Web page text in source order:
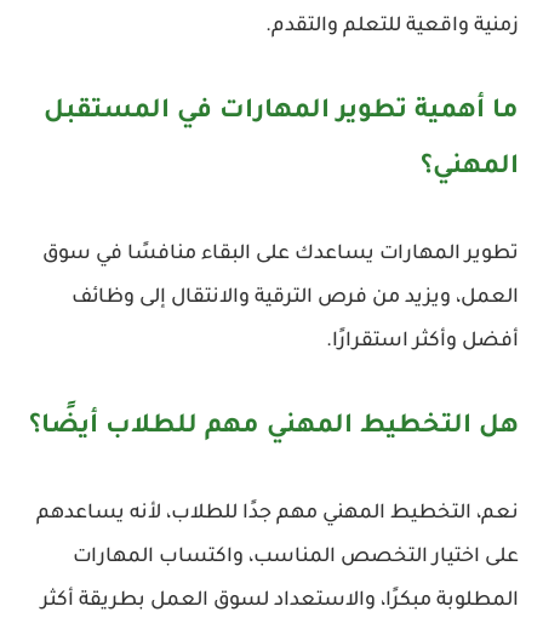
زمنية واقعية للتعلم والتقدم.
ما أهمية تطوير المهارات في المستقبل
المهني؟
تطوير المهارات يساعدك على البقاء منافسًا في سوق
العمل، ويزيد من فرص الترقية والانتقال إلى وظائف
أفضل وأكثر استقرارًا.
هل التخطيط المهني مهم للطلاب أيضًا؟
نعم، التخطيط المهني مهم جدًا للطلاب، لأنه يساعدهم
على اختيار التخصص المناسب، واكتساب المهارات
المطلوبة مبكرًا، والاستعداد لسوق العمل بطريقة أكثر